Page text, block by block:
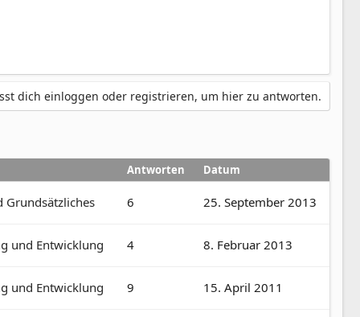
dich einloggen oder registrieren, um hier zu antworten.
Antworten Datum
Grundsätzliches 6 25. September 2013
und Entwicklung 4 8. Februar 2013
und Entwicklung 9 15. April 2011